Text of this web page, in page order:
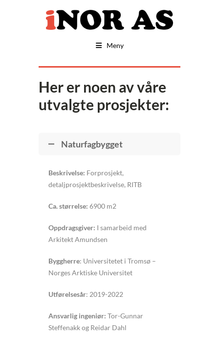
Meny
Her er noen av våre
utvalgte prosjekter:
Naturfagbygget
Beskrivelse: Forprosjekt,
detaljprosjektbeskrivelse, RITB
Ca. størrelse: 6900 m2
Oppdragsgiver: I samarbeid med
Arkitekt Amundsen
Byggherre: Universitetet i Tromsø –
Norges Arktiske Universitet
Utførelsesår: 2019-2022
Ansvarlig ingeniør: Tor-Gunnar
Steffenakk og Reidar Dahl